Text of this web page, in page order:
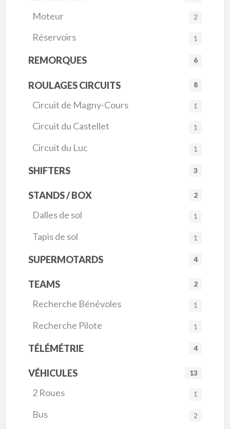
Moteur 2
Réservoirs 1
REMORQUES 6
ROULAGES CIRCUITS 8
Circuit de Magny-Cours 1
Circuit du Castellet 1
Circuit du Luc 1
SHIFTERS 3
STANDS / BOX 2
Dalles de sol 1
Tapis de sol 1
SUPERMOTARDS 4
TEAMS 2
Recherche Bénévoles 1
Recherche Pilote 1
TÉLÉMÉTRIE 4
VÉHICULES 13
2 Roues 1
Bus 2